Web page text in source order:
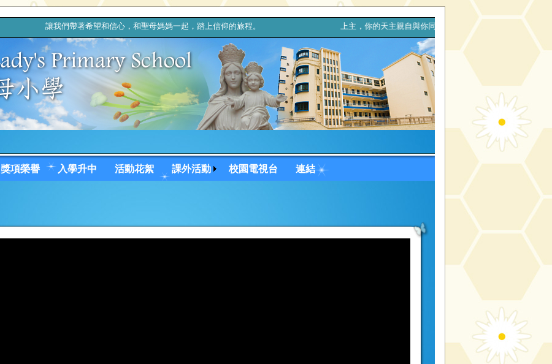
讓我們帶著希望和信心，和聖母媽媽一起，踏上信仰的旅程。 上主，你的天主親自與你同行，決不拋棄你，也決
獎項榮譽 入學升中 活動花絮 課外活動 校園電視台 連結